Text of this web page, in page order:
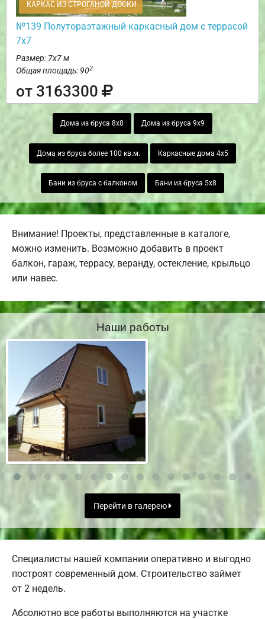
КАРКАС ИЗ СТРОГАНОЙ ДОСКИ
№139 Полутораэтажный каркасный дом с террасой
7х7
Размер: 7х7 м
Общая площадь: 902
от 3163300
Дома из бруса 8х8 Дома из бруса 9х9
Дома из бруса более 100 кв.м. Каркасные дома 4х5
Бани из бруса с балконом Бани из бруса 5х8
Внимание! Проекты, представленные в каталоге,
можно изменить. Возможно добавить в проект
балкон, гараж, террасу, веранду, остекление, крыльцо
или навес.
Наши работы
Перейти в галерею
Специалисты нашей компании оперативно и выгодно
построят современный дом. Строительство займет
от 2 недель.
Абсолютно все работы выполняются на участке